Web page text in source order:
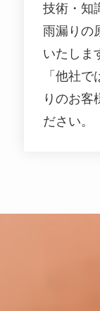
技術・知
雨漏りの
いたしま
「他社
りのお客
ださい。